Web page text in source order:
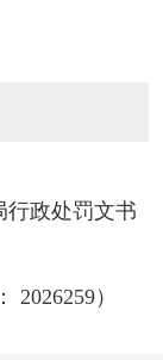
行政处罚文书
）